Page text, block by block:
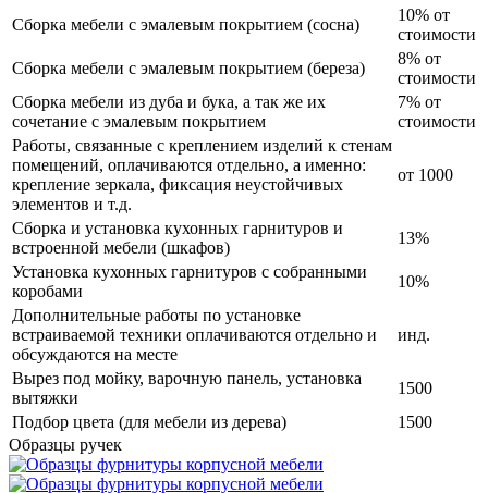
Сборка мебели с эмалевым покрытием (сосна)
10% от
стоимости
Сборка мебели с эмалевым покрытием (береза)
8% от
стоимости
Сборка мебели из дуба и бука, а так же их
сочетание с эмалевым покрытием
7% от
стоимости
Работы, связанные с креплением изделий к стенам
помещений, оплачиваются отдельно, а именно:
крепление зеркала, фиксация неустойчивых
элементов и т.д.
от 1000
Сборка и установка кухонных гарнитуров и
встроенной мебели (шкафов)
13%
Установка кухонных гарнитуров с собранными
коробами
10%
Дополнительные работы по установке
встраиваемой техники оплачиваются отдельно и
обсуждаются на месте
инд.
Вырез под мойку, варочную панель, установка
вытяжки
1500
Подбор цвета (для мебели из дерева)
1500
Образцы ручек